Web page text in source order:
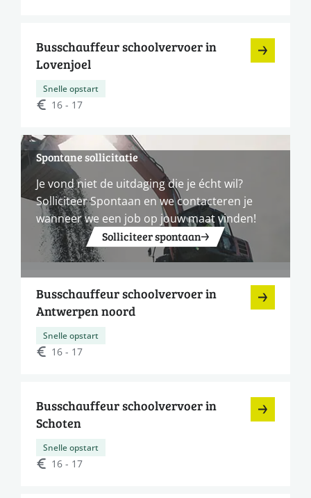
Busschauffeur schoolvervoer in
Lovenjoel
Snelle opstart
16 - 17
Spontane sollicitatie
Je vond niet de uitdaging die je écht wil?
Solliciteer Spontaan en we contacteren je
wanneer we een job op jouw maat vinden!
Solliciteer spontaan
Busschauffeur schoolvervoer in
Antwerpen noord
Snelle opstart
16 - 17
Busschauffeur schoolvervoer in
Schoten
Snelle opstart
16 - 17